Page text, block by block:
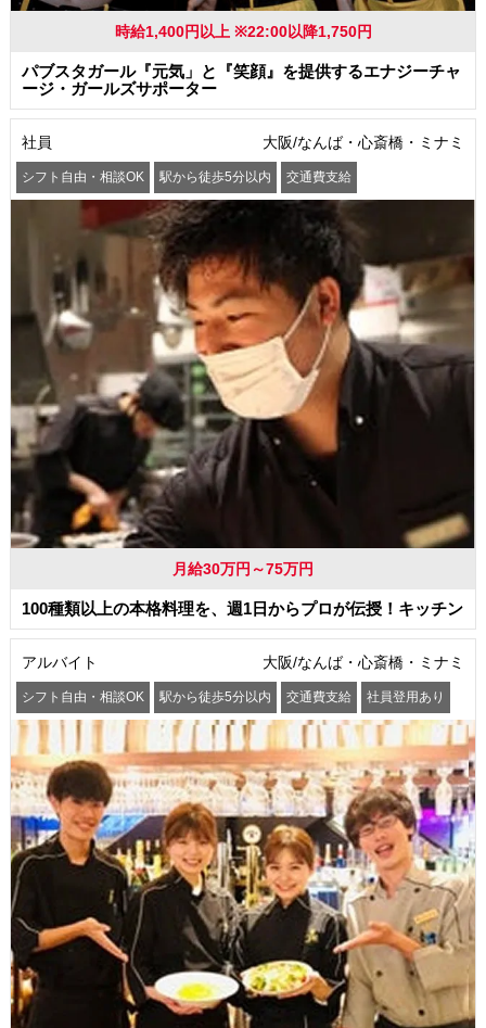
時給1,400円以上 ※22:00以降1,750円
パブスタガール『元気」と『笑顔』を提供するエナジーチャ
ージ・ガールズサポーター
社員 大阪/なんば・心斎橋・ミナミ
シフト自由・相談OK 駅から徒歩5分以内 交通費支給
月給30万円～75万円
100種類以上の本格料理を、週1日からプロが伝授！キッチン
アルバイト 大阪/なんば・心斎橋・ミナミ
シフト自由・相談OK 駅から徒歩5分以内 交通費支給 社員登用あり